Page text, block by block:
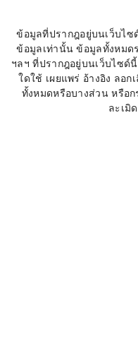
ข้อมูลที่ปรากฎอยู่บนเว็บไซ
ข้อมูลเท่านั้น ข้อมูลทั้งหมด
ฯลฯ ที่ปรากฎอยู่บนเว็บไซด์
ใดใช้ เผยแพร่ อ้างอิง ลอ
ทั้งหมดหรือบางส่วน หรือก
ละเมิ